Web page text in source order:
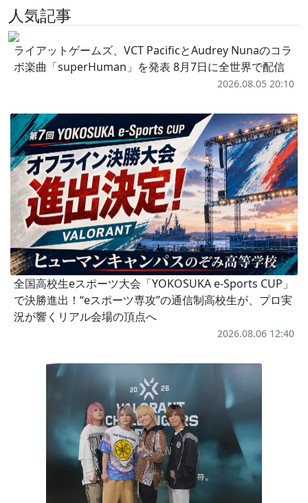
人気記事
ライアットゲームズ、VCT PacificとAudrey Nunaのコラ
ボ楽曲「superHuman」を発表 8月7日に全世界で配信
2026.08.05 20:10
全国高校生eスポーツ大会「YOKOSUKA e-Sports CUP」
で決勝進出！“eスポーツ専攻”の通信制高校生が、プロ実
況が響くリアル会場の頂点へ
2026.08.06 12:40